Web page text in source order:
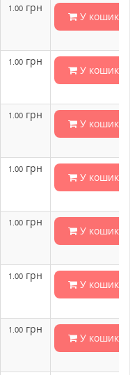
1.00 грн
У кошик
1.00 грн
У кошик
1.00 грн
У кошик
1.00 грн
У кошик
1.00 грн
У кошик
1.00 грн
У кошик
1.00 грн
У кошик